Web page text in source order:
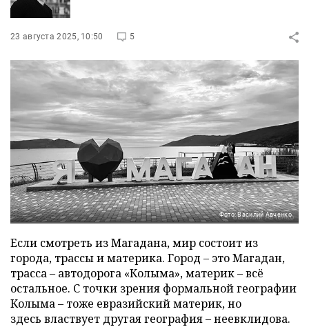
23 августа 2025, 10:50 5
Фото: Василий Авченко
Если смотреть из Магадана, мир состоит из
города, трассы и материка. Город – это Магадан,
трасса – автодорога «Колыма», материк – всё
остальное. С точки зрения формальной географии
Колыма – тоже евразийский материк, но
здесь властвует другая география – неевклидова.